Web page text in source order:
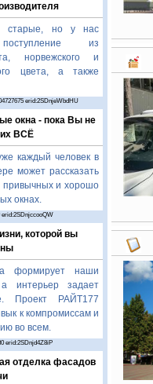
старые, но у нас
из
норвежского и
цвета, а также
erid:2SDnjeWbdHU
окна - пока Вы не
ВСЁ
каждый человек в
может рассказать
привычных и хорошо
окнах.
которой вы
формирует наши
интерьер задает
Проект РАЙТ177
к компромиссам и
во всем.
erid:2SDnjd4Z8iP
отделка фасадов